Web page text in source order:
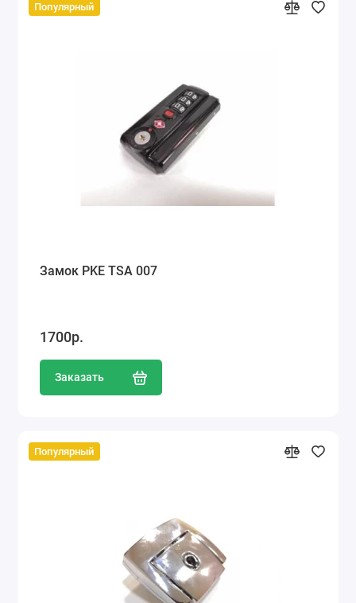
Популярный
Замок PKE TSA 007
1700р.
Заказать
Популярный